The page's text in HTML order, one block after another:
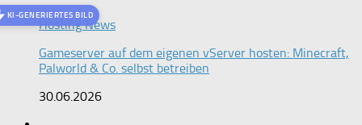
KI-GENERIERTES BILD
Hosting News
Gameserver auf dem eigenen vServer hosten: Minecraft,
Palworld & Co. selbst betreiben
30.06.2026